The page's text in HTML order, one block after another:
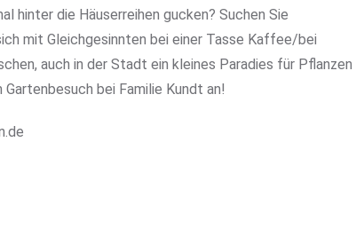
hinter die Häuserreihen gucken? Suchen Sie
mit Gleichgesinnten bei einer Tasse Kaffee/bei
auch in der Stadt ein kleines Paradies für Pflanzen
bei Familie Kundt an!